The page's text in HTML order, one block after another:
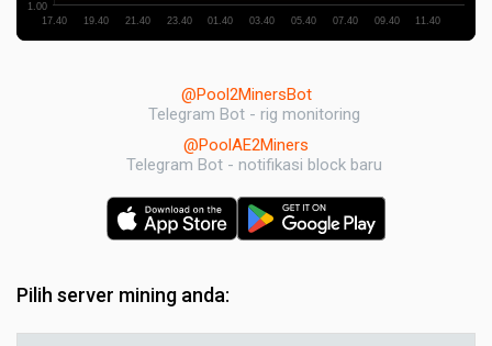
17.40 19.40 21.40 23.40 01.40 03.40 05.40 07.40 09.40 11.40
1.00
@Pool2MinersBot
Telegram Bot - rig monitoring
@PoolAE2Miners
Telegram Bot - notifikasi block baru
Pilih server mining anda: